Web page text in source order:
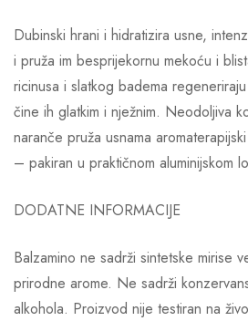
Dubinski hrani i hidratizira usne,
i pruža im besprijekornu mekoću i
ricinusa i slatkog badema
čine ih glatkim i nježnim. Neodoljiva
naranče pruža usnama
– pakiran u praktičnom aluminijskom
DODATNE INFORMACIJE
Balzamino ne sadrži sintetske mirise
prirodne arome. Ne sadrži
alkohola. Proizvod nije testiran na